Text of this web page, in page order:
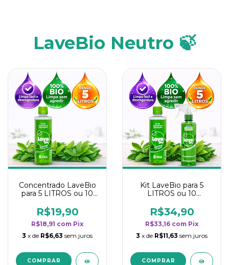
LaveBio Neutro 🍃
Concentrado LaveBio
para 5 LITROS ou 10
rendimento da
categoria - Neutro
R$19,90
R$18,91 com Pix
3 x de R$6,63 sem juros
Kit LaveBio para 5
LITROS ou 10
rendimento da
categoria - Neutro
R$34,90
R$33,16 com Pix
3 x de R$11,63 sem juros